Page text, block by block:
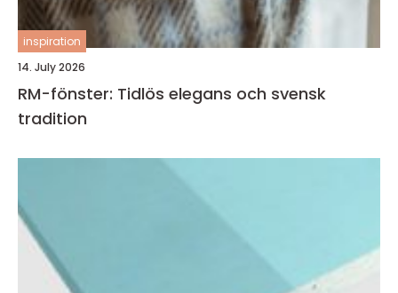
inspiration
14. July 2026
RM-fönster: Tidlös elegans och svensk
tradition